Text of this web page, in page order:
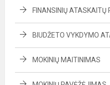
FINANSINIŲ ATASKAITŲ
BIUDŽETO VYKDYMO
MOKINIŲ MAITINIMAS